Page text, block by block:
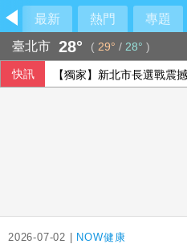
最新 熱門 專題
臺北市 28° ( 29° / 28° )
快訊 【獨家】新北市長選戰
2026-07-02 | NOW健康